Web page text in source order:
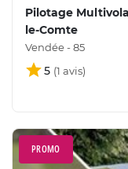
Pilotage
le-Comte
Vendée - 85
5
PROMO